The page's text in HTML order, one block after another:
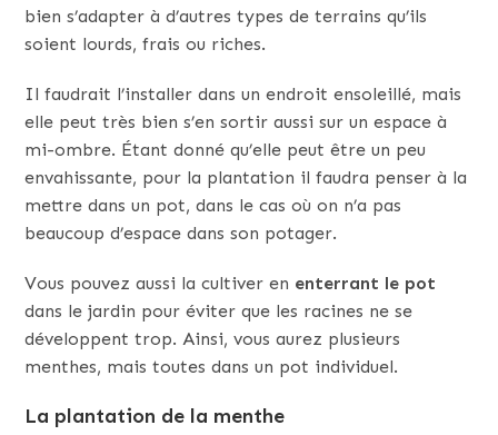
bien s’adapter à d’autres types de terrains qu’ils
soient lourds, frais ou riches.
Il faudrait l’installer dans un endroit ensoleillé, mais
elle peut très bien s’en sortir aussi sur un espace à
mi-ombre. Étant donné qu’elle peut être un peu
envahissante, pour la plantation il faudra penser à la
mettre dans un pot, dans le cas où on n’a pas
beaucoup d’espace dans son potager.
Vous pouvez aussi la cultiver en enterrant le pot
dans le jardin pour éviter que les racines ne se
développent trop. Ainsi, vous aurez plusieurs
menthes, mais toutes dans un pot individuel.
La plantation de la menthe